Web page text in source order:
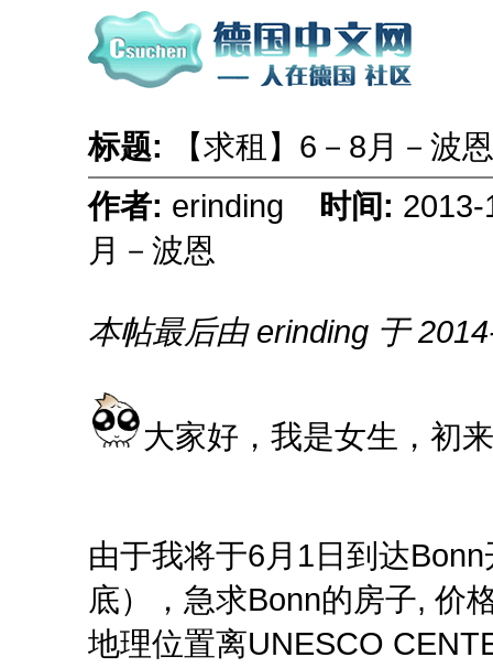
标题:
【求租】6－8月－波
作者: erinding 时间:
月－波恩
本帖最后由 erinding 于
大家好，我是女生，初
由于我将于6月1日到达
底），急求Bonn的房子, 价
地理位置离UNESCO